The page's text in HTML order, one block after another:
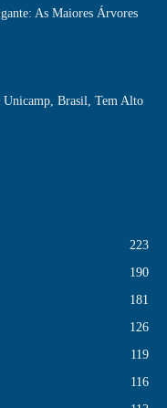
As Maiores Árvores
Brasil, Tem Alto
223
190
181
126
119
116